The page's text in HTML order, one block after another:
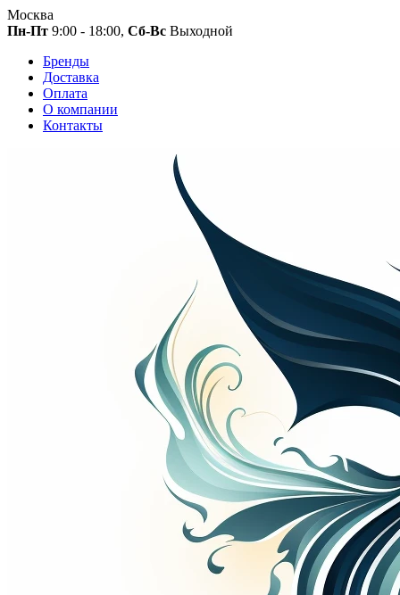
Москва
Пн-Пт 9:00 - 18:00, Сб-Вс Выходной
Бренды
Доставка
Оплата
О компании
Контакты